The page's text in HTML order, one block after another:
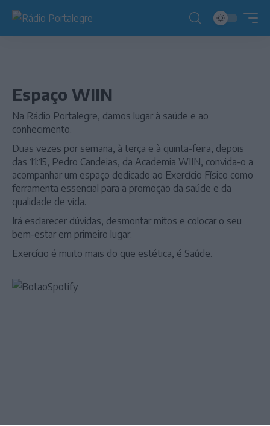
Espaço WIIN
Na Rádio Portalegre, damos lugar à saúde e ao
conhecimento.
Duas vezes por semana, à terça e à quinta-feira, depois
das 11:15, Pedro Candeias, da Academia WIIN, convida-o a
acompanhar um espaço dedicado ao Exercício Físico como
ferramenta essencial para a promoção da saúde e da
qualidade de vida.
Irá esclarecer dúvidas, desmontar mitos e colocar o seu
bem-estar em primeiro lugar.
Exercício é muito mais do que estética, é Saúde.